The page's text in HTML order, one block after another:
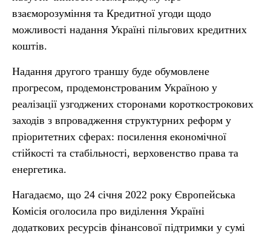
взаєморозуміння та Кредитної угоди щодо
можливості надання Україні пільгових кредитних
коштів.
Надання другого траншу буде обумовлене
прогресом, продемонстрованим Україною у
реалізації узгоджених сторонами короткострокових
заходів з впровадження структурних реформ у
пріоритетних сферах: посилення економічної
стійкості та стабільності, верховенство права та
енергетика.
Нагадаємо, що 24 січня 2022 року Європейська
Комісія оголосила про виділення Україні
додаткових ресурсів фінансової підтримки у сумі